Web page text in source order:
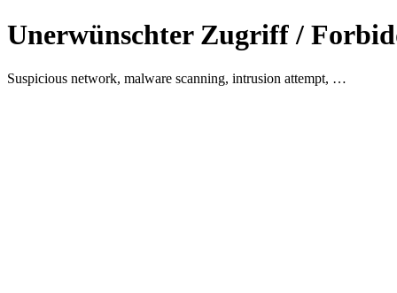
Unerwünschter Zugriff /
Suspicious network, malware scanning, intrusion attempt, …